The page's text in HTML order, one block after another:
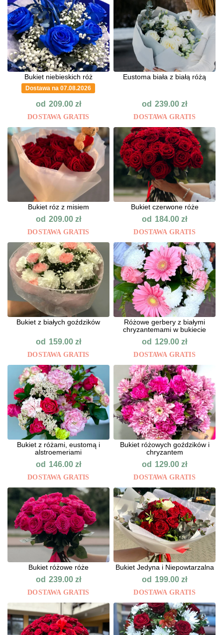
Bukiet niebieskich róż
Dostawa na 07.08.2026
od 209.00 zł
DOSTAWA GRATIS
Eustoma biała z białą różą
od 239.00zł
DOSTAWA GRATIS
Bukiet róz z misiem
od 209.00 zł
DOSTAWA GRATIS
Bukiet czerwone róże
od 184.00zł
DOSTAWA GRATIS
Bukiet z białych goździków
od 159.00 zł
DOSTAWA GRATIS
Różowe gerbery z białymi
chryzantemami w bukiecie
od 129.00zł
DOSTAWA GRATIS
Bukiet z różami, eustomą i
alstroemeriami
od 146.00 zł
DOSTAWA GRATIS
Bukiet różowych goździków i
chryzantem
od 129.00zł
DOSTAWA GRATIS
Bukiet różowe róże
od 239.00 zł
DOSTAWA GRATIS
Bukiet Jedyna i Niepowtarzalna
od 199.00zł
DOSTAWA GRATIS